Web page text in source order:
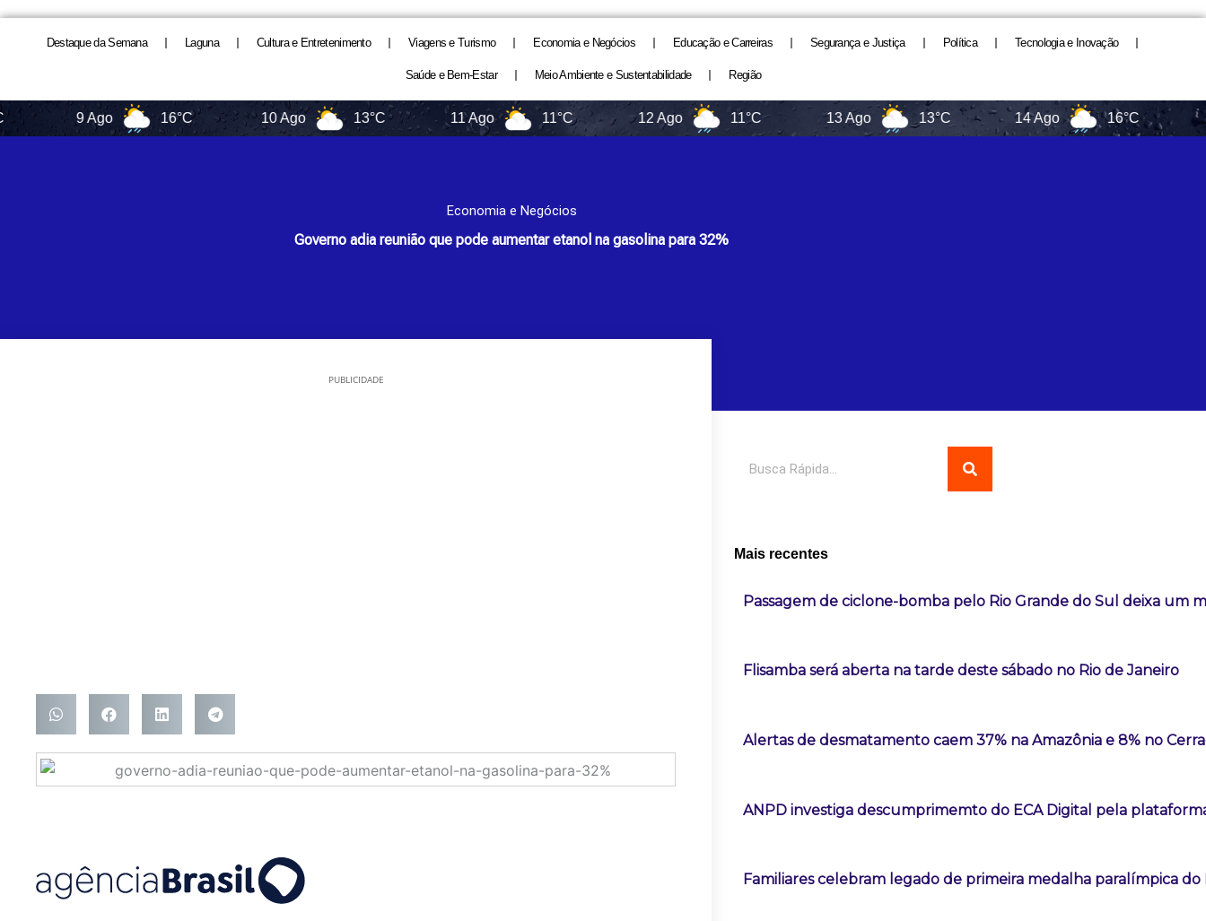
Destaque da Semana Laguna Cultura e Entretenimento Viagens e Turismo Economia e Negócios Educação e Carreiras Segurança e Justiça Política Tecnologia e Inovação
Saúde e Bem-Estar Meio Ambiente e Sustentabilidade Região
9 Ago 16°C 10 Ago 13°C 11 Ago 11°C 12 Ago 11°C 13 Ago 13°C 14 Ago 16°C
Economia e Negócios
Governo adia reunião que pode aumentar etanol na gasolina para 32%
PUBLICIDADE
Mais recentes
Passagem de ciclone-bomba pelo Rio Grande do Sul deixa um
Flisamba será aberta na tarde deste sábado no Rio de Janeiro
Alertas de desmatamento caem 37% na Amazônia e 8% no
ANPD investiga descumprimemto do ECA Digital pela
Familiares celebram legado de primeira medalha paralímpica do